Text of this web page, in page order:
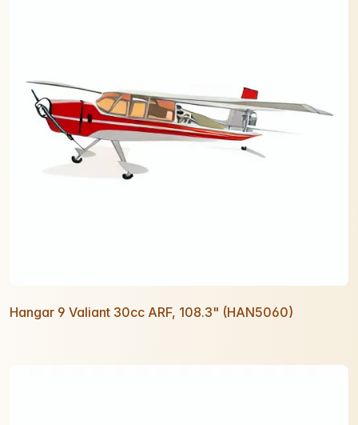
Hangar 9 Valiant 30cc ARF, 108.3" (HAN5060)